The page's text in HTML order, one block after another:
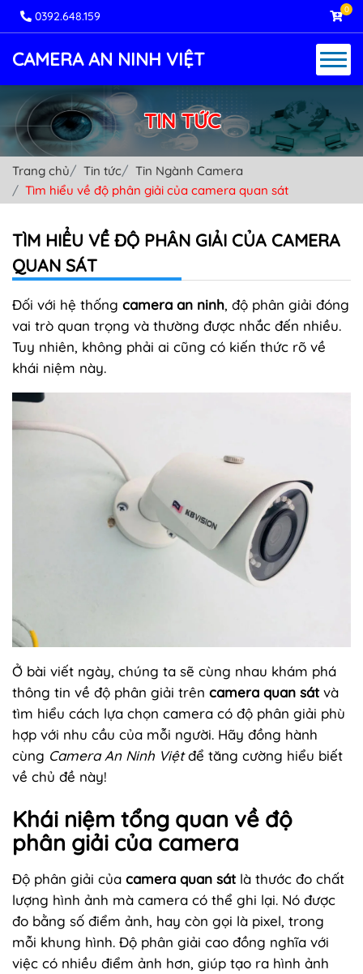
0392.648.159 0
CAMERA AN NINH VIỆT
TIN TỨC
Trang chủ Tin tức
Tin Ngành Camera
Tìm hiểu về độ phân giải của camera quan sát
TÌM HIỂU VỀ ĐỘ PHÂN GIẢI CỦA CAMERA
QUAN SÁT
Đối với hệ thống camera an ninh, độ phân giải đóng
vai trò quan trọng và thường được nhắc đến nhiều.
Tuy nhiên, không phải ai cũng có kiến thức rõ về
khái niệm này.
Ở bài viết ngày, chúng ta sẽ cùng nhau khám phá
thông tin về độ phân giải trên camera quan sátvà
tìm hiểu cách lựa chọn camera có độ phân giải phù
hợp với nhu cầu của mỗi người. Hãy đồng hành
cùng Camera An Ninh Việtđể tăng cường hiểu biết
về chủ đề này!
Khái niệm tổng quan về độ
phân giải của camera
Độ phân giải của camera quan sátlà thước đo chất
lượng hình ảnh mà camera có thể ghi lại. Nó được
đo bằng số điểm ảnh, hay còn gọi là pixel, trong
mỗi khung hình. Độ phân giải cao đồng nghĩa với
việc có nhiều điểm ảnh hơn, giúp tạo ra hình ảnh